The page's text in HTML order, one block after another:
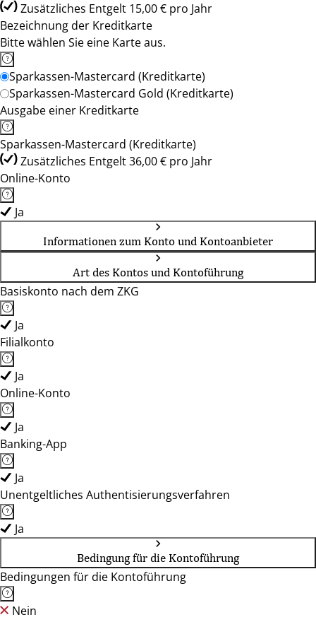
Zusätzliches Entgelt 15,00 € pro Jahr
Bezeichnung der Kreditkarte
Bitte wählen Sie eine Karte aus.
Sparkassen-Mastercard (Kreditkarte)
Sparkassen-Mastercard Gold (Kreditkarte)
Ausgabe einer Kreditkarte
Sparkassen-Mastercard (Kreditkarte)
Zusätzliches Entgelt 36,00 € pro Jahr
Online-Konto
Ja
Informationen zum Konto und Kontoanbieter
Art des Kontos und Kontoführung
Basiskonto nach dem ZKG
Ja
Filialkonto
Ja
Online-Konto
Ja
Banking-App
Ja
Unentgeltliches Authentisierungsverfahren
Ja
Bedingung für die Kontoführung
Bedingungen für die Kontoführung
Nein